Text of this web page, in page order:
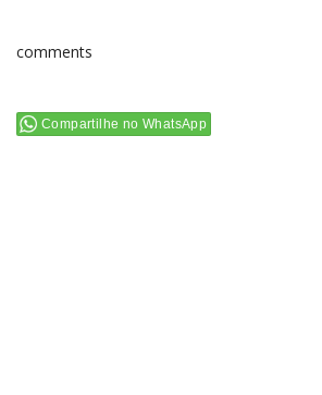
comments
Compartilhe no WhatsApp